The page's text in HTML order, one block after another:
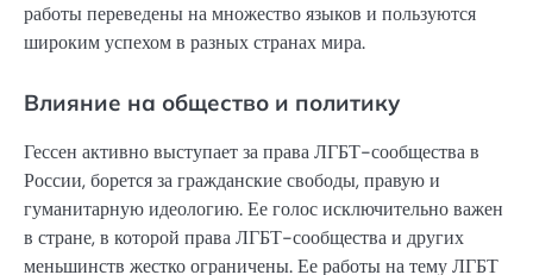
работы переведены на множество языков и пользуются
широким успехом в разных странах мира.
Влияние на общество и политику
Гессен активно выступает за права ЛГБТ-сообщества в
России, борется за гражданские свободы, правую и
гуманитарную идеологию. Ее голос исключительно важен
в стране, в которой права ЛГБТ-сообщества и других
меньшинств жестко ограничены. Ее работы на тему ЛГБТ